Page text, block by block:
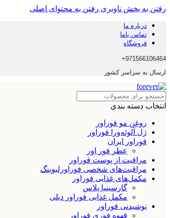
رفتن به بخش ناوبری رفتن به محتوای اصلی
درباره ما
تماس باما
فروشگاه
971566106464+
ارسال به سراسر کشور
انتخاب دسته بندی
روغن مو فوراور
ژل آلوئه‌ورا فوراور
فوراور ایران
عطر فور اور
مراقبت از پوست فوراور
مراقبت‌های شخصی فوراورلیوینگ
مکمل‌های غذایی فوراور
گارسینیا پلاس
مکمل غذایی فوراور دیلی
نوشیدنی فوراور
قهوه فوری فوراور